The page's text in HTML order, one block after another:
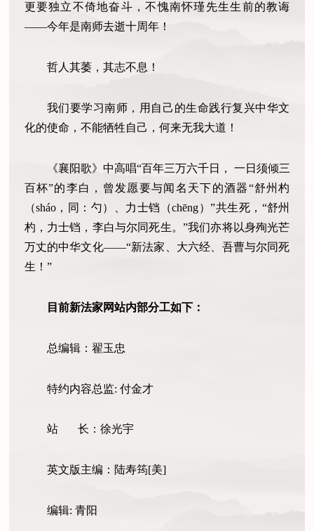
更要独立不倚地奋斗，不愧南怀瑾先生生前的教诲
——今年是南师去逝十周年！
哲人其萎，其志不息！
我们要学习南师，用自己的生命践行复兴中华文
化的使命，不能牺牲自己，何来无我大道！
《襄阳歌》中高唱“百年三万六千日， 一日须倾三
百杯”的李白，曾发愿要与闻名天下的酒器“舒州杓
（sháo，同：勺）、力士铛（chēng）”共生死，“舒州
杓，力士铛，李白与尔同死生。”我们亦将以身殉光芒
万丈的中华文化——“新法家、大六经、吾曹与尔同死
生！”
目前新法家网站内部分工如下：
总编辑：翟玉忠
特约内容总监: 付金才
站 长：徐光宇
英文版主编：陆寿筠[美]
编辑: 青阳